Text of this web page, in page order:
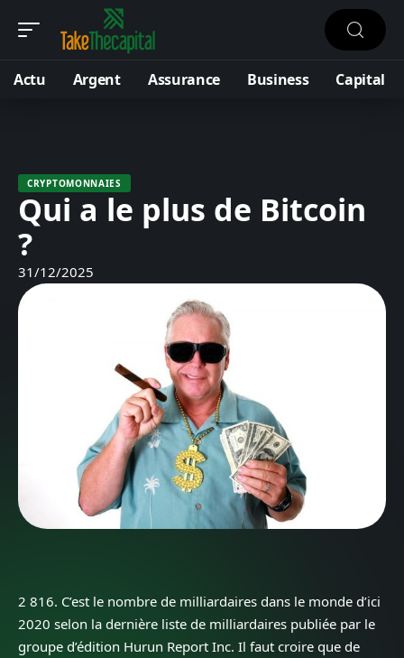
Actu Argent Assurance Business Capital
CRYPTOMONNAIES
Qui a le plus de Bitcoin
?
31/12/2025
2 816. C’est le nombre de milliardaires dans le monde d’ici
2020 selon la dernière liste de milliardaires publiée par le
groupe d’édition Hurun Report Inc. Il faut croire que de